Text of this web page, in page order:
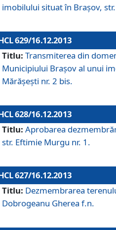
imobilului situat în Braşov,
629/16.12.2013
Titlu: Transmiterea din
Municipiului Braşov al unui
Mărăşeşti nr. 2 bis.
628/16.12.2013
Titlu: Aprobarea
str. Eftimie Murgu nr. 1.
627/16.12.2013
Titlu: Dezmembrarea
Dobrogeanu Gherea f.n.